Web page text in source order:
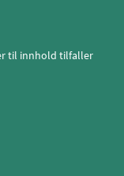
til innhold tilfaller